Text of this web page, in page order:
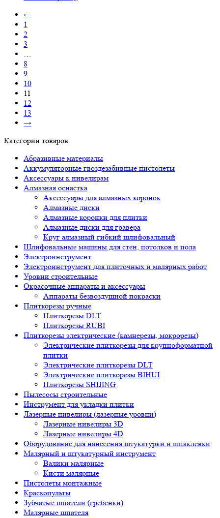
←
1
2
3
…
8
9
10
11
12
13
→
Категории товаров
Абразивные материалы
Аккумуляторные гвоздезабивные пистолеты
Аксессуары к нивелирам
Алмазная оснастка
Аксессуары для алмазных коронок
Алмазные диски
Алмазные коронки для плитки
Алмазные диски для гравера
Круг алмазный гибкий шлифовальный
Шлифовальные машины для стен, потолков и пола
Электроинструмент
Электроинструмент для плиточных и малярных работ
Уровни строительные
Окрасочные аппараты и аксессуары
Аппараты безвоздушной покраски
Плиткорезы ручные
Плиткорезы DLT
Плиткорезы RUBI
Плиткорезы электрические (камнерезы, мокрорезы)
Электрические плиткорезы для крупноформатной
плитки
Электрические плиткорезы DLT
Электрические плиткорезы BIHUI
Плиткорезы SHIJING
Пылесосы строительные
Инструмент для укладки плитки
Лазерные нивелиры (лазерные уровни)
Лазерные нивелиры 3D
Лазерные нивелиры 4D
Оборудование для нанесения штукатурки и шпаклевки
Малярный и штукатурный инструмент
Валики малярные
Кисти малярные
Пистолеты монтажные
Краскопульты
Зубчатые шпатели (гребенки)
Малярные шпателя